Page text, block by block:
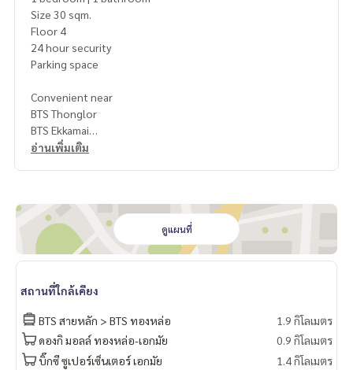
Size 30 sqm.
Floor 4
24 hour security
Parking space
Convenient near
BTS Thonglor
BTS Ekkamai
Donki Mall
Ekamai International School
Trinity International School
Srinakharinwirot University Prasarnmit
Samitivej Hospital
Terms & Conditions
1 year contract
Rental 26,000 THB./Month
2 months deposit
1 month rental in advance
อ่านเพิ่มเติม
ดูแผนที่
สถานที่ใกล้เคียง
BTS สายหลัก > BTS ทองหล่อ
1.9 กิโลเมตร
ดองกิ มอลล์ ทองหล่อ-เอกมัย
0.9 กิโลเมตร
บิ๊กซี ซูเปอร์เซ็นเตอร์ เอกมัย
1.4 กิโลเมตร